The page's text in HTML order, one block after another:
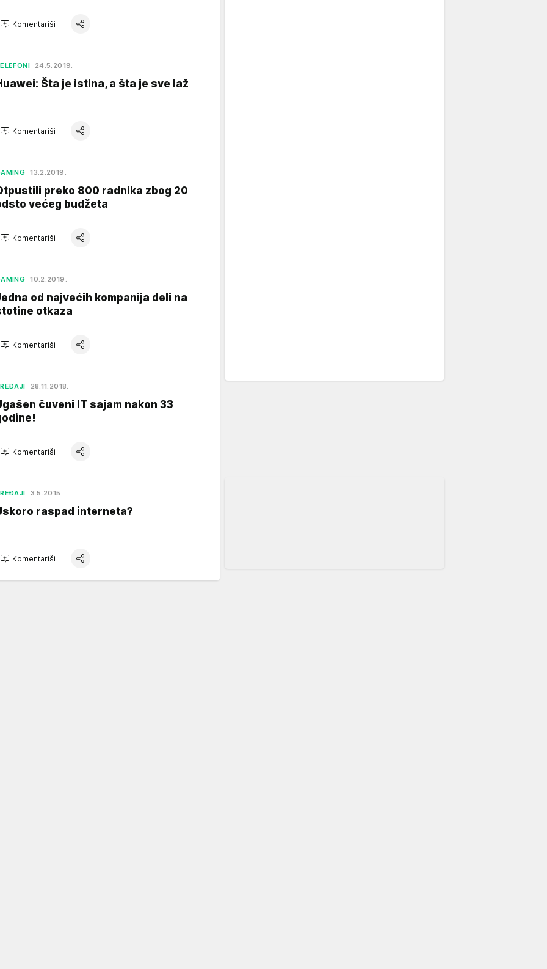
Komentariši
24.5.2019.
Šta je istina, a šta je sve laž
Komentariši
13.2.2019.
preko 800 radnika zbog 20
većeg budžeta
Komentariši
10.2.2019.
od najvećih kompanija deli na
otkaza
Komentariši
28.11.2018.
čuveni IT sajam nakon 33
Komentariši
3.5.2015.
raspad interneta?
Komentariši